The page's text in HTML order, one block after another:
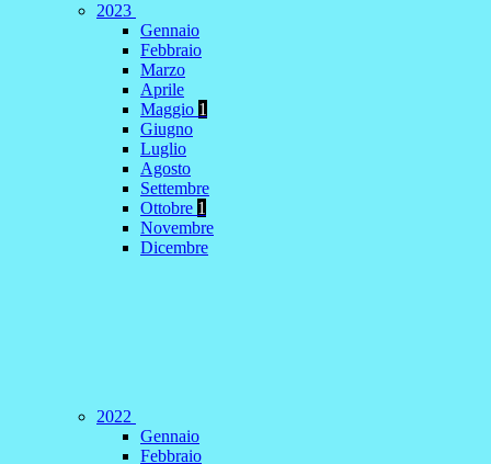
2023
Gennaio
Febbraio
Marzo
Aprile
Maggio 1
Giugno
Luglio
Agosto
Settembre
Ottobre 1
Novembre
Dicembre
2022
Gennaio
Febbraio